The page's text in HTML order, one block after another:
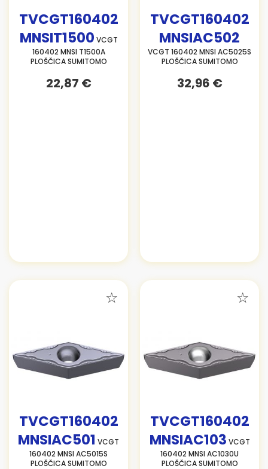
TVCGT160402
MNSIT1500 VCGT
160402 MNSI T1500A
PLOŠČICA SUMITOMO
22,87 €
TVCGT160402
MNSIAC502
VCGT 160402 MNSI AC5025S
PLOŠČICA SUMITOMO
32,96 €
TVCGT160402
MNSIAC501 VCGT
160402 MNSI AC5015S
PLOŠČICA SUMITOMO
TVCGT160402
MNSIAC103 VCGT
160402 MNSI AC1030U
PLOŠČICA SUMITOMO